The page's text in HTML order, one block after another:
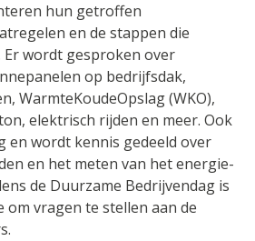
hun getroffen
en de stappen die
wordt gesproken over
op bedrijfsdak,
WarmteKoudeOpslag (WKO),
elektrisch rijden en meer. Ook
en wordt kennis gedeeld over
en het meten van het energie-
de Duurzame Bedrijvendag is
vragen te stellen aan de